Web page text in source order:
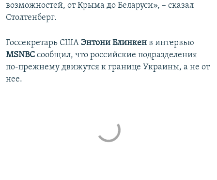
возможностей, от Крыма до Беларуси», – сказал
Столтенберг.
Госсекретарь США Энтони Блинкен в интервью
MSNBC сообщил, что российские подразделения
по-прежнему движутся к границе Украины, а не от
нее.